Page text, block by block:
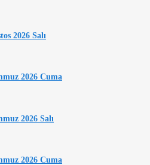
2026 Salı
2026 Cuma
2026 Salı
2026 Cuma